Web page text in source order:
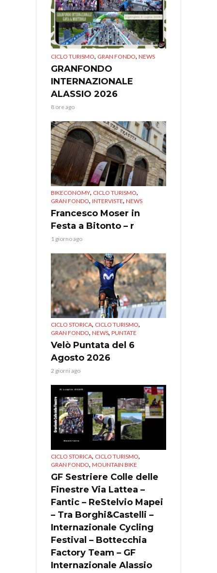
CICLO TURISMO, GRAN FONDO, NEWS
GRANFONDO
INTERNAZIONALE
ALASSIO 2026
8 ore ago
BIKECONOMY, CICLO TURISMO,
GRAN FONDO, INTERVISTE, NEWS
Francesco Moser in
Festa a Bitonto – r
1 giorno ago
CICLO STORICA, CICLO TURISMO,
GRAN FONDO, NEWS, PUNTATE
Velò Puntata del 6
Agosto 2026
2 giorni ago
CICLO STORICA, CICLO TURISMO,
GRAN FONDO, MOUNTAIN BIKE
GF Sestriere Colle delle
Finestre Via Lattea –
Fantic – ReStelvio Mapei
– Tra Borghi&Castelli –
Internazionale Cycling
Festival – Bottecchia
Factory Team – GF
Internazionale Alassio